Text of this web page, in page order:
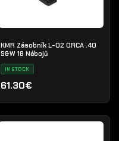
KMR Zásobník L-02 ORCA .40
S&W 18 Nábojů
IN STOCK
61.30€